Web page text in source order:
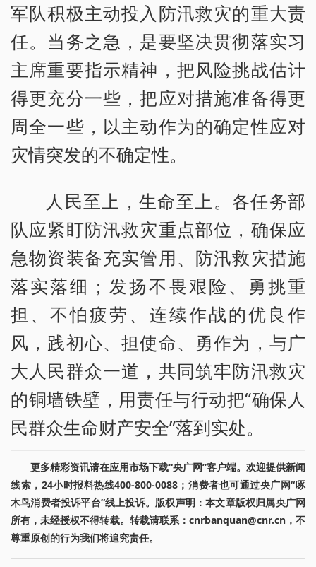
军队积极主动投入防汛救灾的重大责
任。当务之急，是要坚决贯彻落实习
主席重要指示精神，把风险挑战估计
得更充分一些，把应对措施准备得更
周全一些，以主动作为的确定性应对
灾情突发的不确定性。
人民至上，生命至上。各任务部
队应紧盯防汛救灾重点部位，确保应
急物资装备充实管用、防汛救灾措施
落实落细；发扬不畏艰险、勇挑重
担、不怕疲劳、连续作战的优良作
风，践初心、担使命、勇作为，与广
大人民群众一道，共同筑牢防汛救灾
的铜墙铁壁，用责任与行动把“确保人
民群众生命财产安全”落到实处。
更多精彩资讯请在应用市场下载“央广网”客户端。欢迎提供新闻
线索，24小时报料热线400-800-0088；消费者也可通过央广网“啄
木鸟消费者投诉平台”线上投诉。版权声明：本文章版权归属央广网
所有，未经授权不得转载。转载请联系：cnrbanquan@cnr.cn，不
尊重原创的行为我们将追究责任。